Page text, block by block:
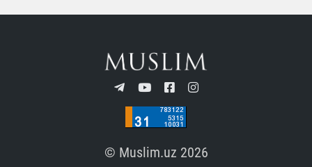
© Muslim.uz 2026